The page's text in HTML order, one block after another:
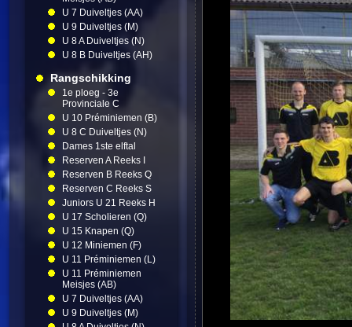
U 7 Duiveltjes (AA)
U 9 Duiveltjes (M)
U 8 A Duiveltjes (N)
U 8 B Duiveltjes (AH)
Rangschikking
1e ploeg - 3e
Provinciale C
U 10 Préminiemen (B)
U 8 C Duiveltjes (N)
Dames 1ste elftal
Reserven A Reeks I
Reserven B Reeks Q
Reserven C Reeks S
Juniors U 21 Reeks H
U 17 Scholieren (Q)
U 15 Knapen (Q)
U 12 Miniemen (F)
U 11 Préminiemen (L)
U 11 Préminiemen
Meisjes (AB)
U 7 Duiveltjes (AA)
U 9 Duiveltjes (M)